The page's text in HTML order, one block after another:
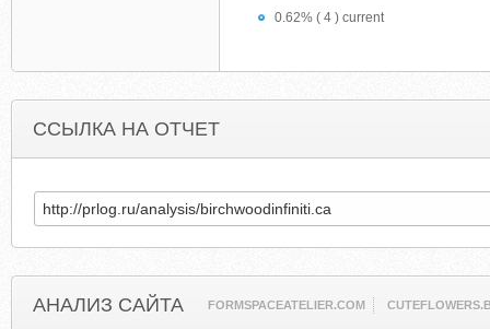
0.62% ( 4 ) current
ССЫЛКА НА ОТЧЕТ
АНАЛИЗ САЙТА FORMSPACEATELIER.COM